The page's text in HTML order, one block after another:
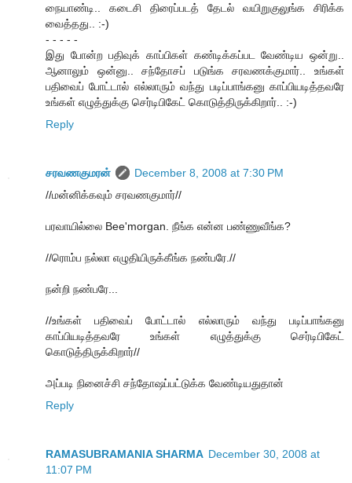
நையாண்டி.. கடைசி திரைப்படத் தேடல் வயிறுகுலுங்க சிரிக்க
வைத்தது.. :-)
- - - - -
இது போன்ற பதிவுக் காப்பிகள் கண்டிக்கப்பட வேண்டிய ஒன்று..
ஆனாலும் ஒன்னு.. சந்தோசப் படுங்க சரவணக்குமார்.. உங்கள்
பதிவைப் போட்டால் எல்லாரும் வந்து படிப்பாங்கனு காப்பியடித்தவரே
உங்கள் எழுத்துக்கு செர்டிபிகேட் கொடுத்திருக்கிறார்.. :-)
Reply
சரவணகுமரன்
December 8, 2008 at 7:30 PM
//மன்னிக்கவும் சரவணகுமார்//
பரவாயில்லை Bee'morgan. நீங்க என்ன பண்ணுவீங்க?
//ரொம்ப நல்லா எழுதியிருக்கீங்க நண்பரே.//
நன்றி நண்பரே...
//உங்கள் பதிவைப் போட்டால் எல்லாரும் வந்து படிப்பாங்கனு
காப்பியடித்தவரே உங்கள் எழுத்துக்கு செர்டிபிகேட்
கொடுத்திருக்கிறார்//
அப்படி நினைச்சி சந்தோஷப்பட்டுக்க வேண்டியதுதான்
Reply
RAMASUBRAMANIA SHARMA December 30, 2008 at
11:07 PM